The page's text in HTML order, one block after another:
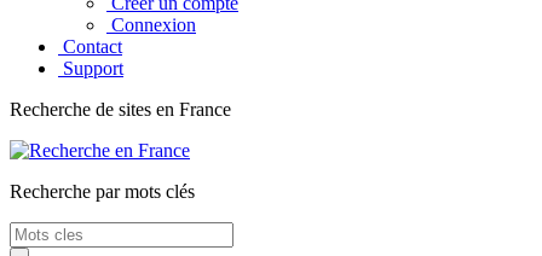
Connexion
Contact
Support
Recherche de sites en France
Recherche par mots clés